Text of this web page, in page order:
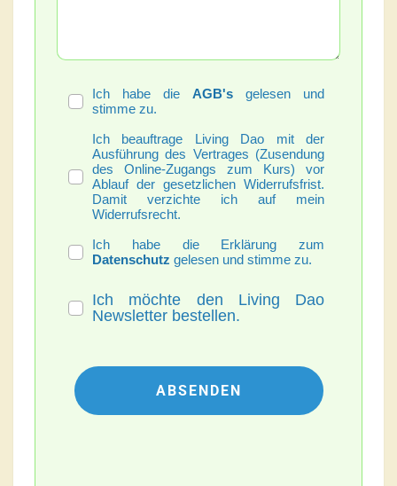
Ich habe die AGB's gelesen und
stimme zu.
Ich beauftrage Living Dao mit der
Ausführung des Vertrages (Zusendung
des Online-Zugangs zum Kurs) vor
Ablauf der gesetzlichen Widerrufsfrist.
Damit verzichte ich auf mein
Widerrufsrecht.
Ich habe die Erklärung zum
Datenschutz gelesen und stimme zu.
Ich möchte den Living Dao
Newsletter bestellen.
ABSENDEN